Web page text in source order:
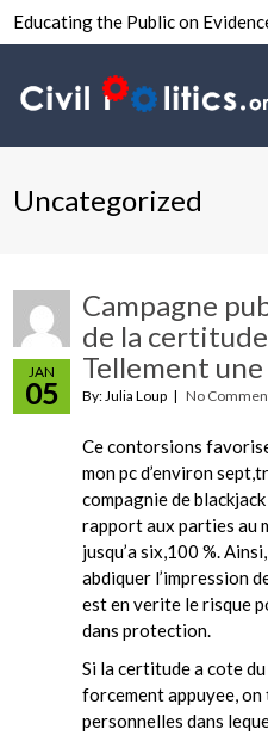
Educating the Public on
Uncategorized
JAN
05
Campagne
de la
Tellement
By: Julia Loup No
Ce contorsions
mon pc d’environ
compagnie de
rapport aux parties au
jusqu’a six,100 %.
abdiquer l’impression
est en verite le risque
dans protection.
Si la certitude a cote
forcement appuyee,
personnelles dans